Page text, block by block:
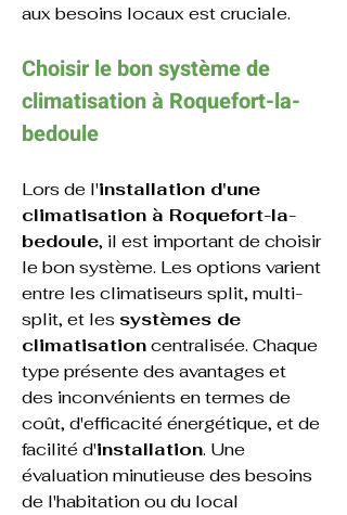
aux besoins locaux est cruciale.
Choisir le bon système de
climatisation à Roquefort-la-
bedoule
Lors de l'installation d'une
climatisation à Roquefort-la-
bedoule, il est important de choisir
le bon système. Les options varient
entre les climatiseurs split, multi-
split, et les systèmes de
climatisation centralisée. Chaque
type présente des avantages et
des inconvénients en termes de
coût, d'efficacité énergétique, et de
facilité d'installation. Une
évaluation minutieuse des besoins
de l'habitation ou du local